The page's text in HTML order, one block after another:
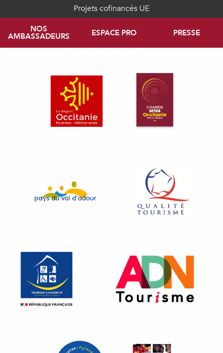
Projets cofinancés UE
NOS
AMBASSADEURS ESPACE PRO PRESSE